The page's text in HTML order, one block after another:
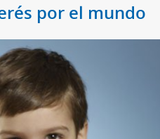
por el mundo